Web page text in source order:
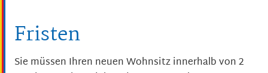
Fristen
Sie müssen Ihren neuen Wohnsitz innerhalb von 2